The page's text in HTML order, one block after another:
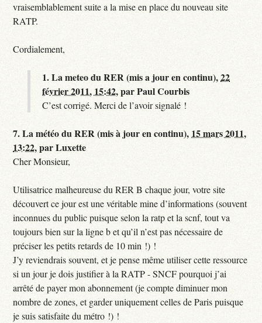
vraisemblablement suite a la mise en place du nouveau site
RATP.
Cordialement,
1.La meteo du RER (mis a jour en continu),22
février 2011, 15:42,parPaul Courbis
C’est corrigé. Merci de l’avoir signalé !
7.La météo du RER (mis à jour en continu), 15 mars 2011,
13:22,parLuxette
Cher Monsieur,
Utilisatrice malheureuse du RER B chaque jour, votre site
découvert ce jour est une véritable mine d’informations (souvent
inconnues du public puisque selon la ratp et la scnf, tout va
toujours bien sur la ligne b et qu’il n’est pas nécessaire de
préciser les petits retards de 10 min !) !
J’y reviendrais souvent, et je pense même utiliser cette ressource
si un jour je dois justifier à la RATP - SNCF pourquoi j’ai
arrêté de payer mon abonnement (je compte diminuer mon
nombre de zones, et garder uniquement celles de Paris puisque
je suis satisfaite du métro !) !